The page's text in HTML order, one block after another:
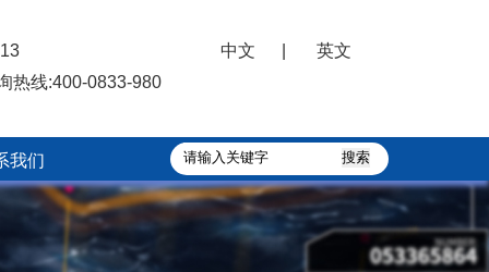
中文
英文
热线:400-0833-980
我们